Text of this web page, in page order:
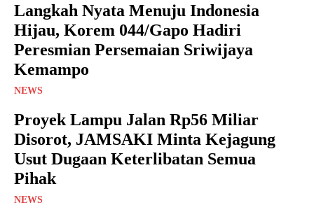
Langkah Nyata Menuju Indonesia
Hijau, Korem 044/Gapo Hadiri
Peresmian Persemaian Sriwijaya
Kemampo
NEWS
Proyek Lampu Jalan Rp56 Miliar
Disorot, JAMSAKI Minta Kejagung
Usut Dugaan Keterlibatan Semua
Pihak
NEWS